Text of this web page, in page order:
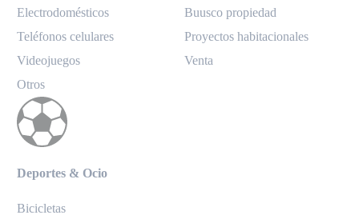
Electrodomésticos
Teléfonos celulares
Videojuegos
Otros
Buusco propiedad
Proyectos habitacionales
Venta
Deportes & Ocio
Bicicletas